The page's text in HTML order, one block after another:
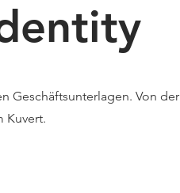
Geschäftsunterlagen. Von der
Kuvert.